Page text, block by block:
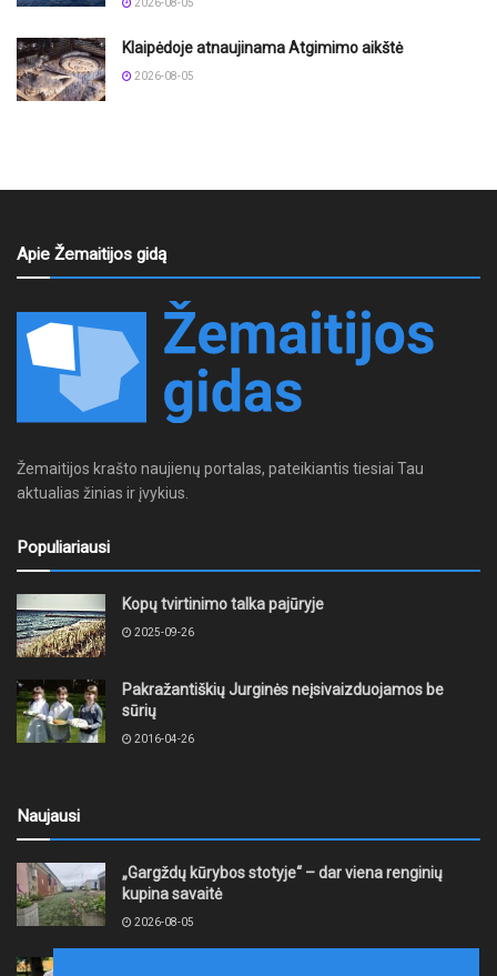
2026-08-05
Klaipėdoje atnaujinama Atgimimo aikštė
2026-08-05
Apie Žemaitijos gidą
Žemaitijos krašto naujienų portalas, pateikiantis tiesiai Tau
aktualias žinias ir įvykius.
Populiariausi
Kopų tvirtinimo talka pajūryje
2025-09-26
Pakražantiškių Jurginės neįsivaizduojamos be
sūrių
2016-04-26
Naujausi
„Gargždų kūrybos stotyje“ – dar viena renginių
kupina savaitė
2026-08-05